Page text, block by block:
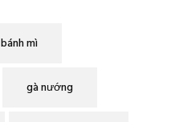
bánh mì
gà nướng